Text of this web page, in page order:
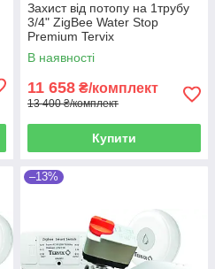
Захист від потопу на 1трубу
3/4" ZigBee Water Stop
Premium Tervix
В наявності
11 658 ₴/комплект
13 400 ₴/комплект
Купити
–13%